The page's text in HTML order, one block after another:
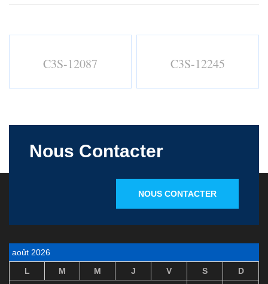
C3S-12087 C3S-12245
Nous Contacter
NOUS CONTACTER
août 2026
L
M M J V S
D